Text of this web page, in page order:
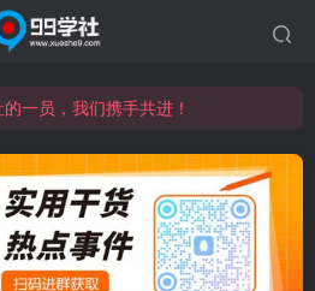
一员，我们携手共进！
一员，我们携手共进！
股教程、创业教程、网络营销教程、自媒体短视频教程等，长期更新各大精品创业项目！